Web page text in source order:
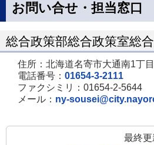
お問い合せ・担当窓口
総合政策部総合政策室総
住所：北海道名寄市大通南1丁目
電話番号： 01654-3-2111
ファクシミリ：01654-2-5644
メール： ny-
最終更